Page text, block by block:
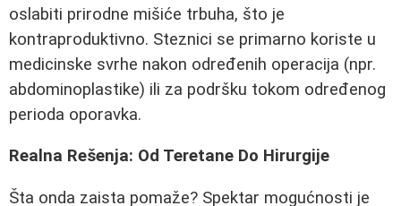
oslabiti prirodne mišiće trbuha, što je
kontraproduktivno. Steznici se primarno koriste u
medicinske svrhe nakon određenih operacija (npr.
abdominoplastike) ili za podršku tokom određenog
perioda oporavka.
Realna Rešenja: Od Teretane Do Hirurgije
Šta onda zaista pomaže? Spektar mogućnosti je